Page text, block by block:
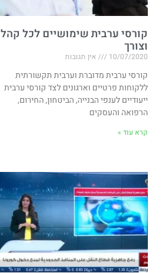
קורסי ערבית שימושיים לכל קהל
וצורך
10/07/2020 אין תגובות
קורסי ערבית מדוברת וערבית תקשורתית
ללקוחות פרטיים וארגונים לצד קורסי ערבית
ייעודיים לענפי הבנייה, הביטחון, החירום,
הרפואה והעסקים
קרא עוד »